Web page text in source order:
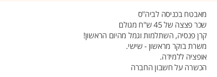
מאבטח בכניסה לביה"ס
שכר פצצה של 45 ש"ח מגולם
קרן פנסיה, השתלמות וגמל מהיום הראשון!
משרת בוקר מראשון - שישי.
אופציה ללמידה.
הכשרה על חשבון החברה